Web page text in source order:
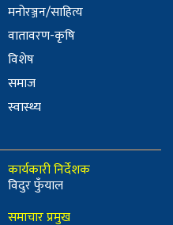
मनोरञ्जन/साहित्य
वातावरण-कृषि
विशेष
समाज
स्वास्थ्य
कार्यकारी निर्देशक
विदुर फुँयाल
समाचार प्रमुख